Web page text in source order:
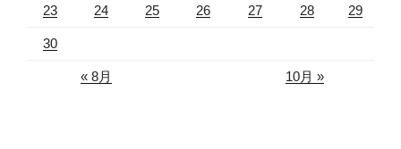
23 24 25 26 27 28 29
30
« 8月 10月 »